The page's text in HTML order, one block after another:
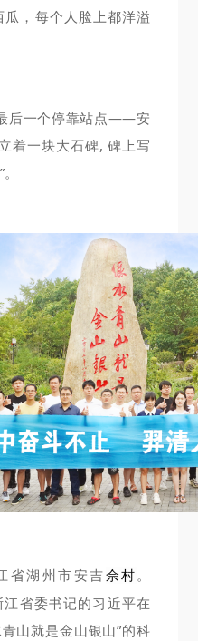
，每个人脸上都洋溢
后一个停靠站点——安
着一块大石碑, 碑上写
省湖州市安吉佘村。
省委书记的习近平在
山就是金山银山”的科